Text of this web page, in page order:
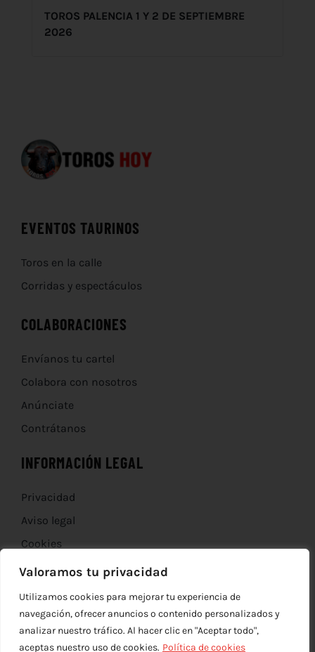
Valoramos tu privacidad
Utilizamos cookies para mejorar tu experiencia de
navegación, ofrecer anuncios o contenido personalizados y
analizar nuestro tráfico. Al hacer clic en "Aceptar todo",
aceptas nuestro uso de cookies. Política de cookies
TOROS PALENCIA 1 Y 2 DE SEPTIEMBRE
2026
EVENTOS TAURINOS
Toros en la calle
Corridas y espectáculos
COLABORACIONES
Envíanos tu cartel
Colabora con nosotros
Anúnciate
Contrátanos
INFORMACIÓN LEGAL
Privacidad
Aviso legal
Cookies
Devoluciones